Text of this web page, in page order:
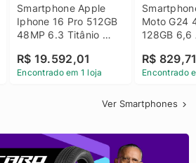
Smartphone Apple
Iphone 16 Pro 512GB
48MP 6.3 Titânio
R$ 19.592,01
Encontrado em 1 loja
Moto G24
128GB 6,6
R$
Encontrado
Ver Smartphones